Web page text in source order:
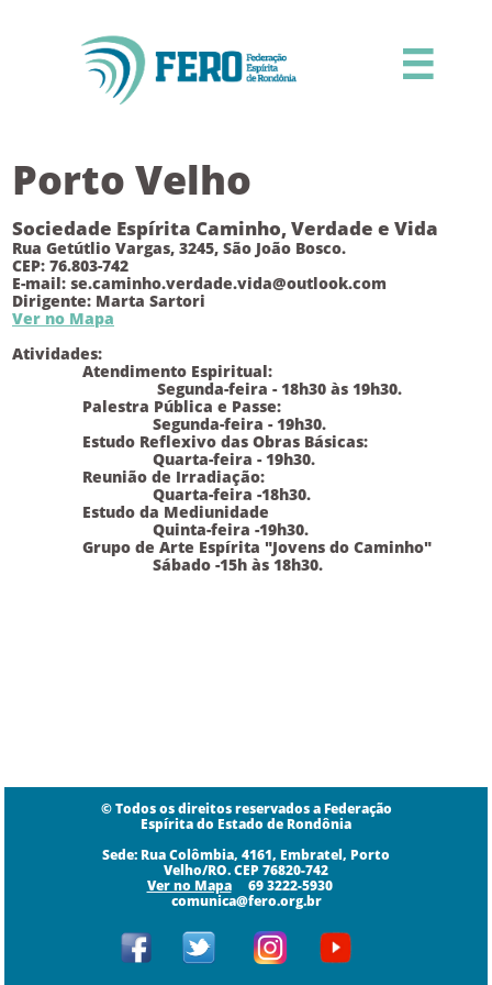

Porto Velho
Sociedade Espírita Caminho, Verdade e Vida
Rua Getútlio Vargas, 3245, São João Bosco.
CEP: 76.803-742
E-mail: se.caminho.verdade.vida@outlook.com
Dirigente: Marta Sartori
Ver no Mapa
Atividades:
Atendimento Espiritual:
Segunda-feira - 18h30 às 19h30.
Palestra Pública e Passe:
Segunda-feira - 19h30.
Estudo Reflexivo das Obras Básicas:
Quarta-feira - 19h30.
Reunião de Irradiação:
Quarta-feira -18h30.
Estudo da Mediunidade
Quinta-feira -19h30.
Grupo de Arte Espírita "Jovens do Caminho"
Sábado -15h às 18h30.
© Todos os direitos reservados a Federação
Espírita do Estado de Rondônia
Sede: Rua Colômbia, 4161, Embratel, Porto
Velho/RO. CEP 76820-742
​​​Ver no Mapa69 3222-5930
comunica@fero.org.br